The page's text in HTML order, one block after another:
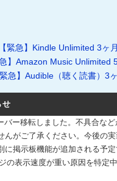
【緊急】Kindle Unlimited 3ヶ
急】Amazon Music Unlimited
緊急】Audible（聴く読書）3
せ
バー移転しました。不具合な
んがご了承ください。今後の
に掲示板機能が追加される予定
の表示速度が重い原因を特定